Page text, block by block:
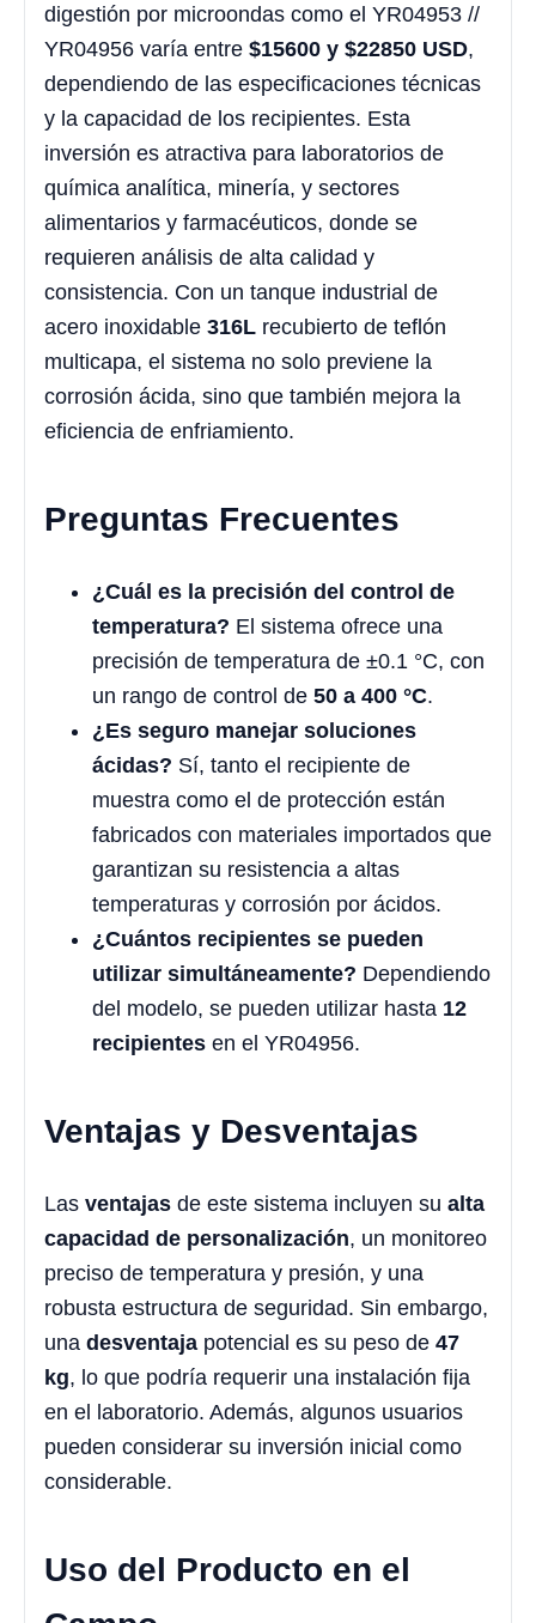
digestión por microondas como el YR04953 //
YR04956 varía entre $15600 y $22850 USD,
dependiendo de las especificaciones técnicas
y la capacidad de los recipientes. Esta
inversión es atractiva para laboratorios de
química analítica, minería, y sectores
alimentarios y farmacéuticos, donde se
requieren análisis de alta calidad y
consistencia. Con un tanque industrial de
acero inoxidable 316L recubierto de teflón
multicapa, el sistema no solo previene la
corrosión ácida, sino que también mejora la
eficiencia de enfriamiento.
Preguntas Frecuentes
¿Cuál es la precisión del control de
temperatura? El sistema ofrece una
precisión de temperatura de ±0.1 °C, con
un rango de control de 50 a 400 °C.
¿Es seguro manejar soluciones
ácidas? Sí, tanto el recipiente de
muestra como el de protección están
fabricados con materiales importados que
garantizan su resistencia a altas
temperaturas y corrosión por ácidos.
¿Cuántos recipientes se pueden
utilizar simultáneamente? Dependiendo
del modelo, se pueden utilizar hasta 12
recipientes en el YR04956.
Ventajas y Desventajas
Las ventajas de este sistema incluyen su alta
capacidad de personalización, un monitoreo
preciso de temperatura y presión, y una
robusta estructura de seguridad. Sin embargo,
una desventaja potencial es su peso de 47
kg, lo que podría requerir una instalación fija
en el laboratorio. Además, algunos usuarios
pueden considerar su inversión inicial como
considerable.
Uso del Producto en el